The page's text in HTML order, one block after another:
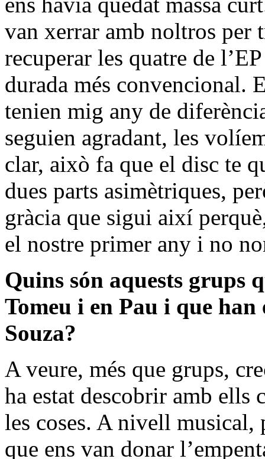
van xerrar amb noltros per
recuperar les quatre de
durada més convencional.
tenien mig any de
seguien agradant, les
clar, això fa que el disc te
dues parts asimètriques,
gràcia que sigui així
el nostre primer any i no
Quins són aquests grups
Tomeu i en Pau i que
Souza?
A veure, més que grups,
ha estat descobrir amb ells
les coses. A nivell musical,
que ens van donar